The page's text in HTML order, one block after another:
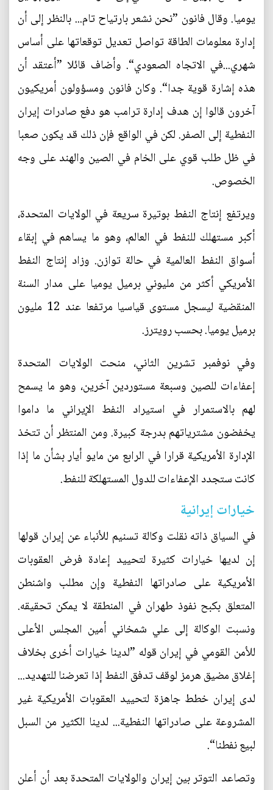
يوميا. وقال فانون ”نحن نشعر بارتياح تام... بالنظر إلى أن
إدارة معلومات الطاقة تواصل تعديل توقعاتها على أساس
شهري...في الاتجاه الصعودي“. وأضاف قائلا ”أعتقد أن
هذه إشارة قوية جدا“. وكان فانون ومسؤولون أمريكيون
آخرون قالوا إن هدف إدارة ترامب هو دفع صادرات إيران
النفطية إلى الصفر. لكن في الواقع فإن ذلك قد يكون صعبا
في ظل طلب قوي على الخام في الصين والهند على وجه
الخصوص.
ويرتفع إنتاج النفط بوتيرة سريعة في الولايات المتحدة،
أكبر مستهلك للنفط في العالم، وهو ما يساهم في إبقاء
أسواق النفط العالمية في حالة توازن. وزاد إنتاج النفط
الأمريكي أكثر من مليوني برميل يوميا على مدار السنة
المنقضية ليسجل مستوى قياسيا مرتفعا عند 12 مليون
برميل يوميا. بحسب رويترز.
وفي نوفمبر تشرين الثاني، منحت الولايات المتحدة
إعفاءات للصين وسبعة مستوردين آخرين، وهو ما يسمح
لهم بالاستمرار في استيراد النفط الإيراني ما داموا
يخفضون مشترياتهم بدرجة كبيرة. ومن المنتظر أن تتخذ
الإدارة الأمريكية قرارا في الرابع من مايو أيار بشأن ما إذا
كانت ستجدد الإعفاءات للدول المستهلكة للنفط.
خيارات إيرانية
في السياق ذاته نقلت وكالة تسنيم للأنباء عن إيران قولها
إن لديها خيارات كثيرة لتحييد إعادة فرض العقوبات
الأمريكية على صادراتها النفطية وإن مطلب واشنطن
المتعلق بكبح نفوذ طهران في المنطقة لا يمكن تحقيقه.
ونسبت الوكالة إلى علي شمخاني أمين المجلس الأعلى
للأمن القومي في إيران قوله ”لدينا خيارات أخرى بخلاف
إغلاق مضيق هرمز لوقف تدفق النفط إذا تعرضنا للتهديد...
لدى إيران خطط جاهزة لتحييد العقوبات الأمريكية غير
المشروعة على صادراتها النفطية... لدينا الكثير من السبل
لبيع نفطنا“.
وتصاعد التوتر بين إيران والولايات المتحدة بعد أن أعلن